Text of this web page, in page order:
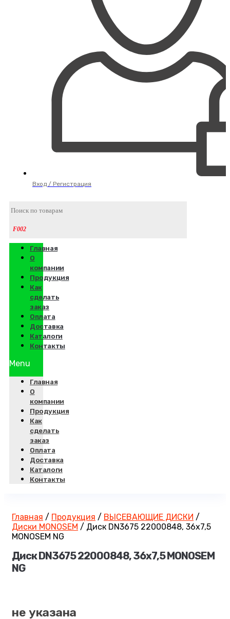
Вход / Регистрация
Главная
О
компании
Продукция
Как
сделать
заказ
Оплата
Доставка
Каталоги
Контакты
Menu
Главная
О
компании
Продукция
Как
сделать
заказ
Оплата
Доставка
Каталоги
Контакты
Главная / Продукция / ВЫСЕВАЮЩИЕ ДИСКИ /
Диски MONOSEM / Диск DN3675 22000848, 36х7,5
MONOSEM NG
Диск DN3675 22000848, 36х7,5 MONOSEM
NG
не указана